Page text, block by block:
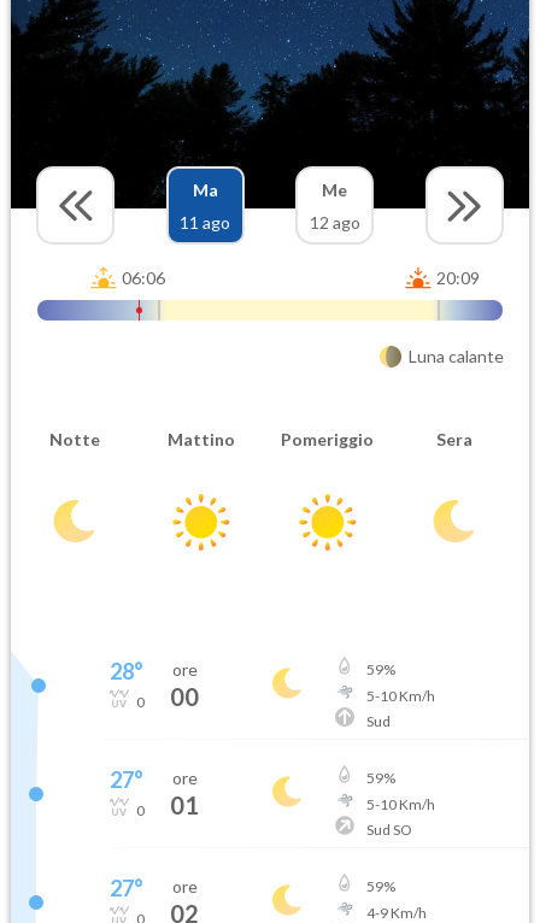
Ma
11 ago
Me
12 ago
06:06 20:09
Luna calante
Notte Mattino Pomeriggio Sera
28°
0
ore
00
59%
5-10Km/h
Sud
27°
0
ore
01
59%
5-10Km/h
Sud SO
27°
0
ore
02
59%
4-9Km/h